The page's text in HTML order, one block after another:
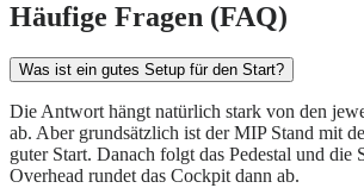
Häufige Fragen (FAQ)
Was ist ein gutes Setup für den Start?
Die Antwort hängt natürlich stark von den
ab. Aber grundsätzlich ist der MIP Stand mit
guter Start. Danach folgt das Pedestal und die
Overhead rundet das Cockpit dann ab.